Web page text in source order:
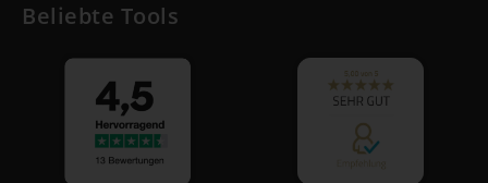
Beliebte Tools